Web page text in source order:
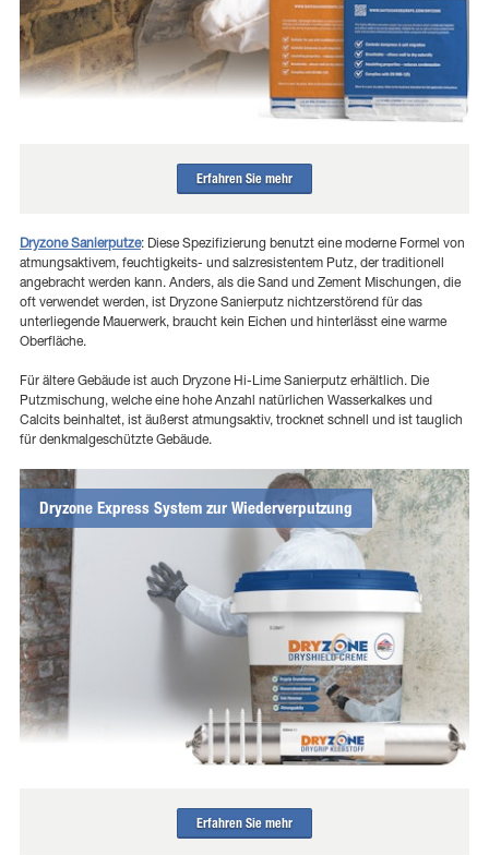
Erfahren Sie mehr
Dryzone Sanierputze: Diese Spezifizierung benutzt eine moderne Formel von
atmungsaktivem, feuchtigkeits- und salzresistentem Putz, der traditionell
angebracht werden kann. Anders, als die Sand und Zement Mischungen, die
oft verwendet werden, ist Dryzone Sanierputz nichtzerstörend für das
unterliegende Mauerwerk, braucht kein Eichen und hinterlässt eine warme
Oberfläche.
Für ältere Gebäude ist auch Dryzone Hi-Lime Sanierputz erhältlich. Die
Putzmischung, welche eine hohe Anzahl natürlichen Wasserkalkes und
Calcits beinhaltet, ist äußerst atmungsaktiv, trocknet schnell und ist tauglich
für denkmalgeschützte Gebäude.
Dryzone Express System zur Wiederverputzung
Erfahren Sie mehr